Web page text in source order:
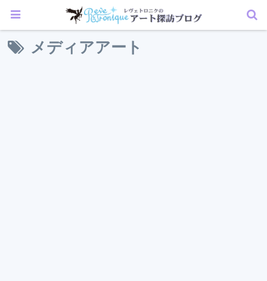
メディアアート